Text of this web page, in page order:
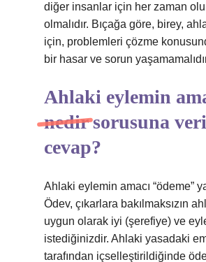
diğer insanlar için her zaman
olmalıdır. Bıçağa göre, birey,
için, problemleri çözme
bir hasar ve sorun
Ahlaki eylemin
nedir sorusuna
cevap?
Ahlaki eylemin amacı “ödeme”
Ödev, çıkarlara bakılmaksızın
uygun olarak iyi (şerefiye) ve
istediğinizdir. Ahlaki yasadaki
tarafından içselleştirildiğinde